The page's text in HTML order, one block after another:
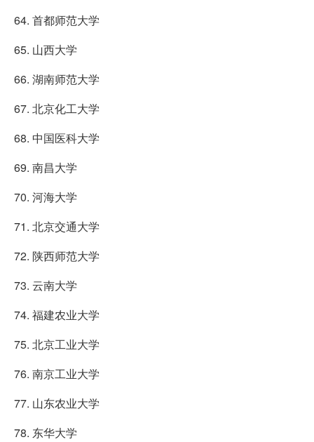
64. 首都师范大学
65. 山西大学
66. 湖南师范大学
67. 北京化工大学
68. 中国医科大学
69. 南昌大学
70. 河海大学
71. 北京交通大学
72. 陕西师范大学
73. 云南大学
74. 福建农业大学
75. 北京工业大学
76. 南京工业大学
77. 山东农业大学
78. 东华大学